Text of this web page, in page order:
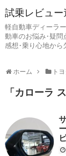
試乗レビュ
軽自動車ディーラ
動車のお悩み･疑問
感想･乗り心地から
ホーム ト
「 カローラ